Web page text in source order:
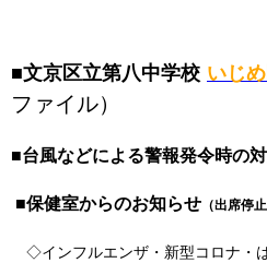
■文京区立第八中学校 いじ
ファイル）
■台風などによる警報発令時の
■保健室からのお知らせ （出席停
◇インフルエンザ・新型コロナ・